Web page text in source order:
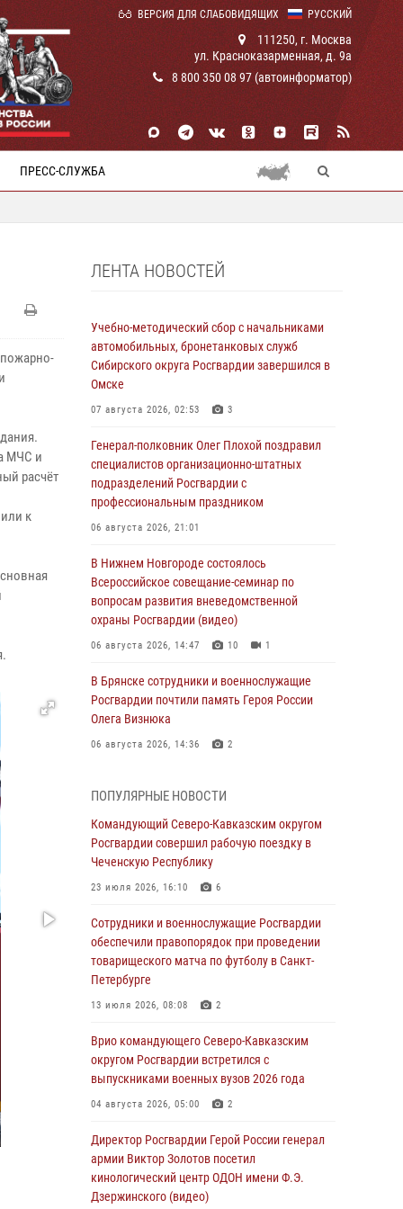
РУССКИЙ
ВЕРСИЯ ДЛЯ СЛАБОВИДЯЩИХ
111250, г. Москва
ул. Красноказарменная, д. 9а
8 800 350 08 97 (автоинформатор)
ПРЕСС-СЛУЖБА
МЧС и
расчёт
к
ЛЕНТА НОВОСТЕЙ
Учебно-методический сбор с начальниками
автомобильных, бронетанковых служб
Сибирского округа Росгвардии завершился в
Омске
07 августа 2026, 02:53 3
Генерал-полковник Олег Плохой поздравил
специалистов организационно-штатных
подразделений Росгвардии с
профессиональным праздником
06 августа 2026, 21:01
В Нижнем Новгороде состоялось
Всероссийское совещание-семинар по
вопросам развития вневедомственной
охраны Росгвардии (видео)
06 августа 2026, 14:47 10 1
В Брянске сотрудники и военнослужащие
Росгвардии почтили память Героя России
Олега Визнюка
06 августа 2026, 14:36 2
Росгвардии почтили память товарищей,
погибших при исполнении воинского долга
06 августа 2026, 13:29 5
В Центральном округе Росгвардии прошли
И.К. Яковлева
06 августа 2026, 13:24
Росгвардейцы задержали мужчину,
открывшего стрельбу в Подмосковье (видео)
Росгвардейцы провели выставку вооружения
для участников сбора «Гвардеец» в Пензе
В Курске росгвардейцы приняли участие в
митинге, посвященном второй годовщине
вторжения ВСУ на территорию области
ПОПУЛЯРНЫЕ НОВОСТИ
Командующий Северо-Кавказским округом
Росгвардии совершил рабочую поездку в
Чеченскую Республику
23 июля 2026, 16:10 6
Сотрудники и военнослужащие Росгвардии
обеспечили правопорядок при проведении
товарищеского матча по футболу в Санкт-
Петербурге
13 июля 2026, 08:08 2
Врио командующего Северо-Кавказским
округом Росгвардии встретился с
выпускниками военных вузов 2026 года
04 августа 2026, 05:00 2
Директор Росгвардии Герой России генерал
армии Виктор Золотов посетил
кинологический центр ОДОН имени Ф.Э.
Дзержинского (видео)